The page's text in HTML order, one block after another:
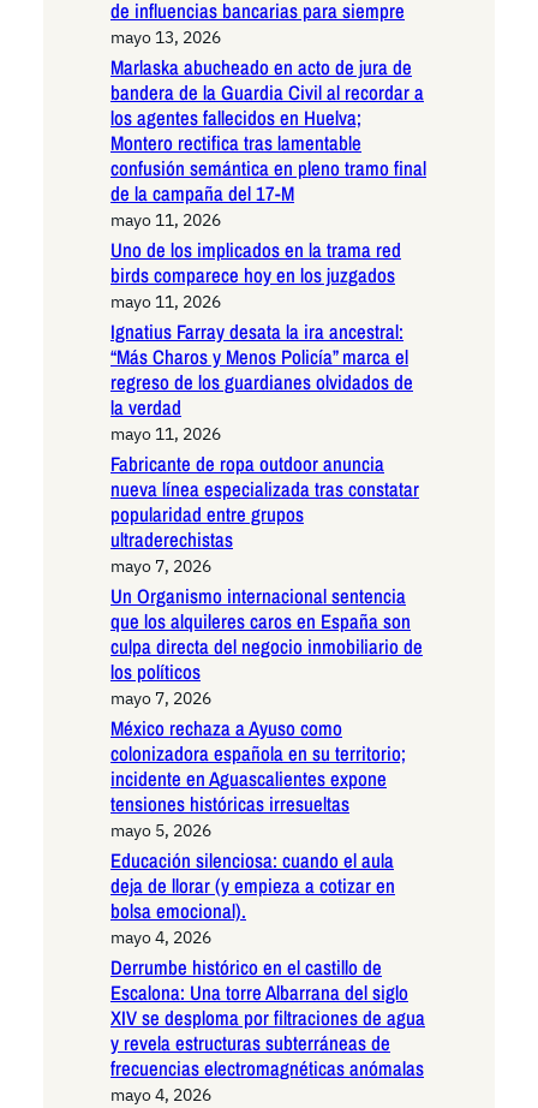
de influencias bancarias para siempre
mayo 13, 2026
Marlaska abucheado en acto de jura de
bandera de la Guardia Civil al recordar a
los agentes fallecidos en Huelva;
Montero rectifica tras lamentable
confusión semántica en pleno tramo final
de la campaña del 17-M
mayo 11, 2026
Uno de los implicados en la trama red
birds comparece hoy en los juzgados
mayo 11, 2026
Ignatius Farray desata la ira ancestral:
“Más Charos y Menos Policía” marca el
regreso de los guardianes olvidados de
la verdad
mayo 11, 2026
Fabricante de ropa outdoor anuncia
nueva línea especializada tras constatar
popularidad entre grupos
ultraderechistas
mayo 7, 2026
Un Organismo internacional sentencia
que los alquileres caros en España son
culpa directa del negocio inmobiliario de
los políticos
mayo 7, 2026
México rechaza a Ayuso como
colonizadora española en su territorio;
incidente en Aguascalientes expone
tensiones históricas irresueltas
mayo 5, 2026
Educación silenciosa: cuando el aula
deja de llorar (y empieza a cotizar en
bolsa emocional).
mayo 4, 2026
Derrumbe histórico en el castillo de
Escalona: Una torre Albarrana del siglo
XIV se desploma por filtraciones de agua
y revela estructuras subterráneas de
frecuencias electromagnéticas anómalas
mayo 4, 2026